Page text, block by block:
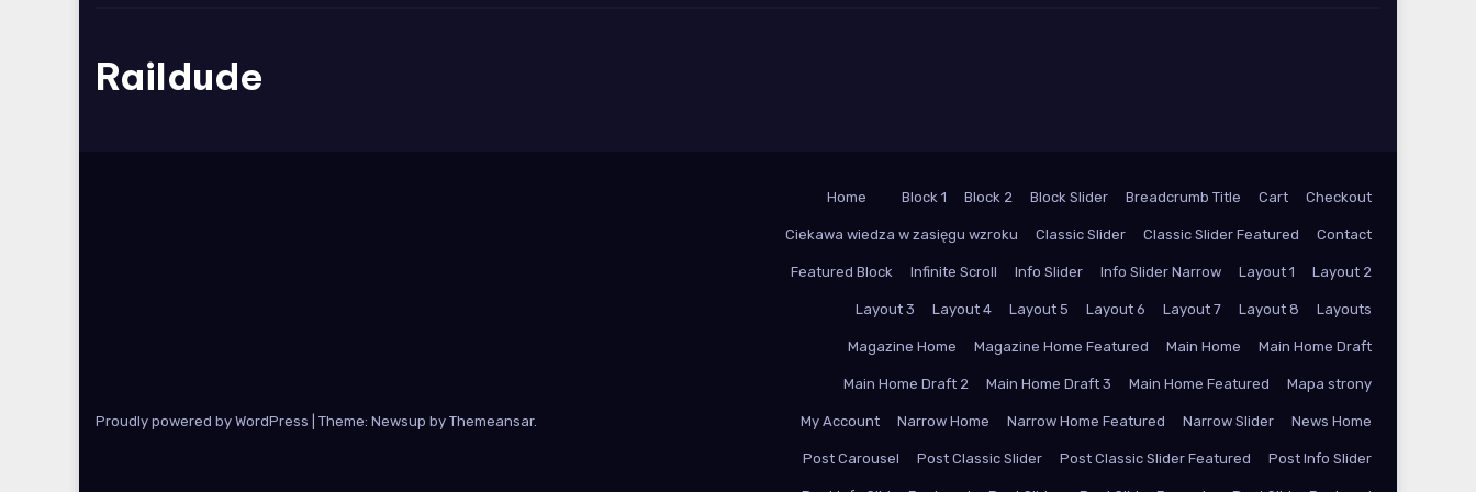
Raildude
Proudly powered by WordPress Theme: Newsup by Themeansar.
Home Block 1 Block 2 Block Slider Breadcrumb Title Cart Checkout
Ciekawa wiedza w zasięgu wzroku Classic Slider Classic Slider Featured Contact
Featured Block Infinite Scroll Info Slider Info Slider Narrow Layout 1 Layout 2
Layout 3 Layout 4 Layout 5 Layout 6 Layout 7 Layout 8 Layouts
Magazine Home Magazine Home Featured Main Home Main Home Draft
Main Home Draft 2 Main Home Draft 3 Main Home Featured Mapa strony
My Account Narrow Home Narrow Home Featured Narrow Slider News Home
Post Carousel Post Classic Slider Post Classic Slider Featured Post Info Slider